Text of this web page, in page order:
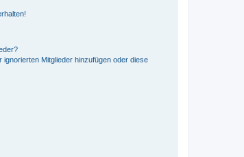
Mitglieder hinzufügen oder diese